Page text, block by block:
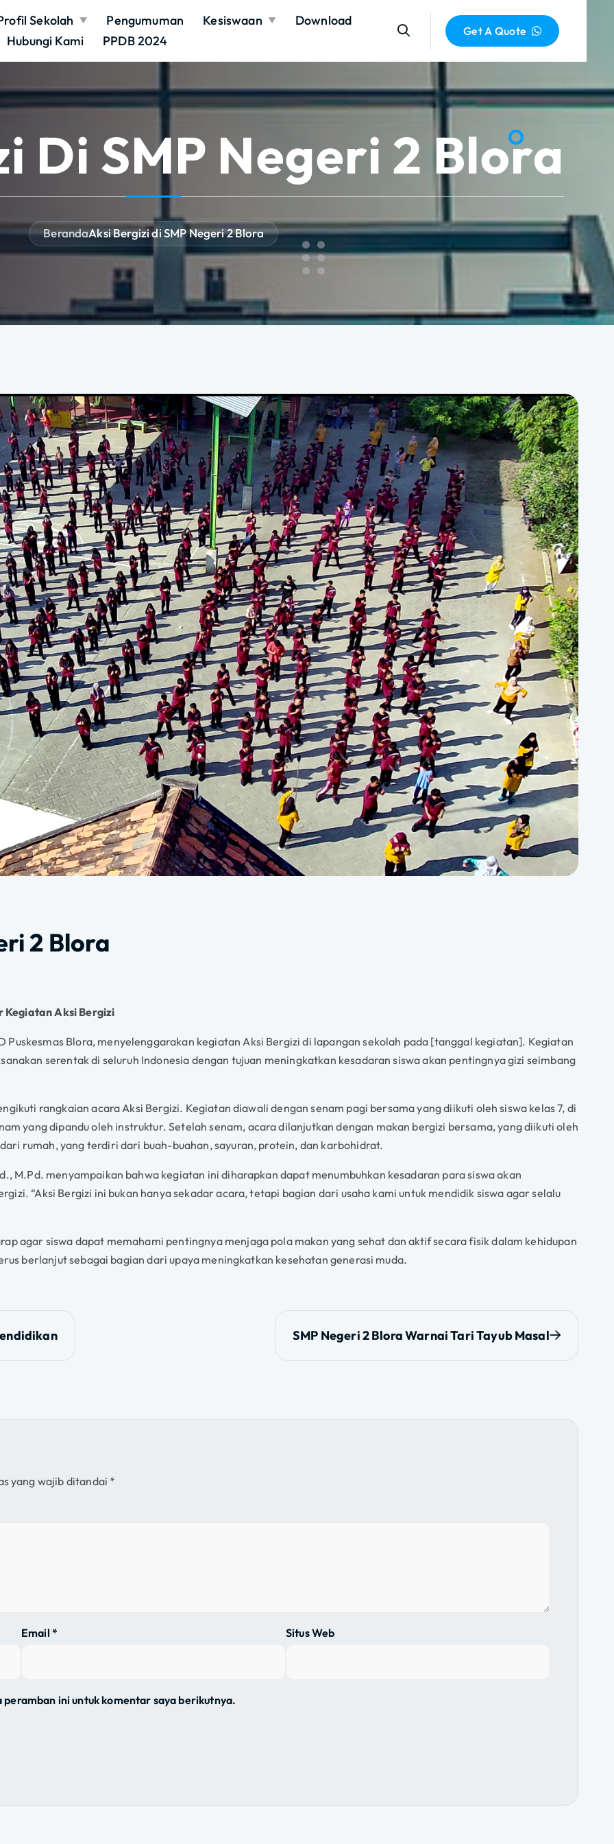
Sekolah Pengumuman Kesiswaan
Download
Hubungi Kami
PPDB 2024
Get A Quote
Di SMP Negeri 2 Blora
BerandaAksi Bergizi di SMP Negeri 2 Blora
2 Blora
Kegiatan Aksi Bergizi
Puskesmas Blora, menyelenggarakan kegiatan Aksi Bergizi di lapangan sekolah pada [tanggal kegiatan]. Kegiatan
serentak di seluruh Indonesia dengan tujuan meningkatkan kesadaran siswa akan pentingnya gizi seimbang
rangkaian acara Aksi Bergizi. Kegiatan diawali dengan senam pagi bersama yang diikuti oleh siswa kelas 7, di
yang dipandu oleh instruktur. Setelah senam, acara dilanjutkan dengan makan bergizi bersama, yang diikuti oleh
rumah, yang terdiri dari buah-buahan, sayuran, protein, dan karbohidrat.
M.Pd. menyampaikan bahwa kegiatan ini diharapkan dapat menumbuhkan kesadaran para siswa akan
“Aksi Bergizi ini bukan hanya sekadar acara, tetapi bagian dari usaha kami untuk mendidik siswa agar selalu
agar siswa dapat memahami pentingnya menjaga pola makan yang sehat dan aktif secara fisik dalam kehidupan
berlanjut sebagai bagian dari upaya meningkatkan kesehatan generasi muda.
SMP Negeri 2 Blora Warnai Tari Tayub Masal
yang wajib ditandai *
Email * Situs Web
peramban ini untuk komentar saya berikutnya.